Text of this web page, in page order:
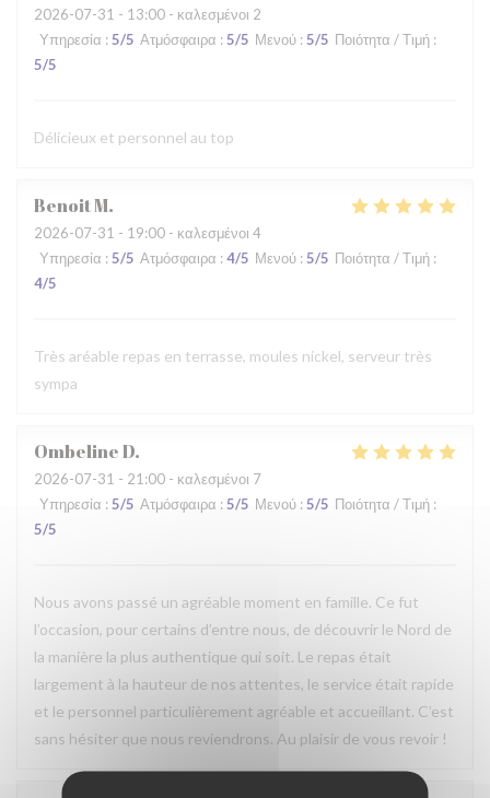
2026-07-31 - 13:00 - καλεσμένοι 2
Υπηρεσία : 5/5 Ατμόσφαιρα : 5/5 Μενού : 5/5 Ποιότητα / Τιμή :
5/5
Délicieux et personnel au top
BenoitM
2026-07-31 - 19:00 - καλεσμένοι 4
Υπηρεσία : 5/5 Ατμόσφαιρα : 4/5 Μενού : 5/5 Ποιότητα / Τιμή :
4/5
Très aréable repas en terrasse, moules nickel, serveur très
sympa
OmbelineD
2026-07-31 - 21:00 - καλεσμένοι 7
Υπηρεσία : 5/5 Ατμόσφαιρα : 5/5 Μενού : 5/5 Ποιότητα / Τιμή :
5/5
Nous avons passé un agréable moment en famille. Ce fut
l’occasion, pour certains d’entre nous, de découvrir le Nord de
la manière la plus authentique qui soit. Le repas était
largement à la hauteur de nos attentes, le service était rapide
et le personnel particulièrement agréable et accueillant. C’est
sans hésiter que nous reviendrons. Au plaisir de vous revoir !